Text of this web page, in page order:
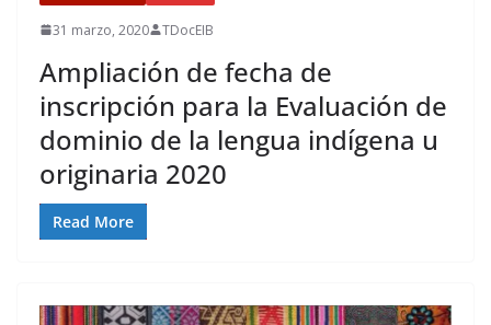
31 marzo, 2020 TDocEIB
Ampliación de fecha de
inscripción para la Evaluación de
dominio de la lengua indígena u
originaria 2020
Read More